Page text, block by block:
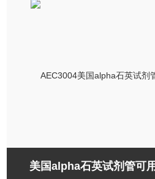
美国alpha石英试剂管可